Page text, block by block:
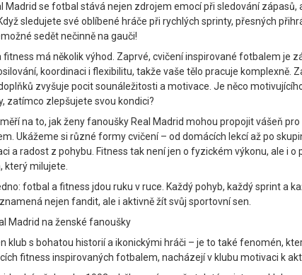
Madrid se fotbal stává nejen zdrojem emocí při sledování zápasů,
sledujete své oblíbené hráče při rychlých sprinty, přesných
sedět nečinně na gauči!
fitness má několik výhod. Zaprvé, cvičení inspirované fotbalem je
koordinaci i flexibilitu, takže vaše tělo pracuje komplexně.
zvyšuje pocit sounáležitosti a motivace. Je něco
zatímco zlepšujete svou kondici?
na to, jak ženy fanoušky Real Madrid mohou propojit vášeň
Ukážeme si různé formy cvičení – od domácích lekcí až po
a radost z pohybu. Fitness tak není jen o fyzickém výkonu, ale i o
který milujete.
fotbal a fitness jdou ruku v ruce. Každý pohyb, každý sprint a
nejen fandit, ale i aktivně žít svůj sportovní sen.
Madrid na ženské fanoušky
klub s bohatou historií a ikonickými hráči – je to také fenomén,
fitness inspirovaných fotbalem, nacházejí v klubu motivaci k